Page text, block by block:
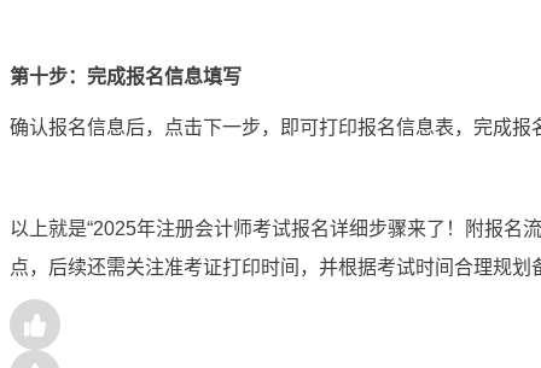
第十步：完成报名信息填写
确认报名信息后，点击下一步，即可打印报名信息表，完成报
以上就是“2025年注册会计师考试报名详细步骤来了！附报名
点，后续还需关注准考证打印时间，并根据考试时间合理规